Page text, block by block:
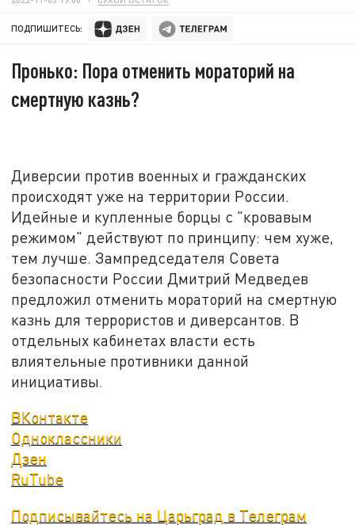
ПОДПИШИТЕСЬ:
Пронько: Пора отменить мораторий на
смертную казнь?
Диверсии против военных и гражданских
происходят уже на территории России.
Идейные и купленные борцы с "кровавым
режимом" действуют по принципу: чем хуже,
тем лучше. Зампредседателя Совета
безопасности России Дмитрий Медведев
предложил отменить мораторий на смертную
казнь для террористов и диверсантов. В
отдельных кабинетах власти есть
влиятельные противники данной
инициативы.
ВКонтакте
Одноклассники
Дзен
RuTube
Подписывайтесь на Царьград в Телеграм